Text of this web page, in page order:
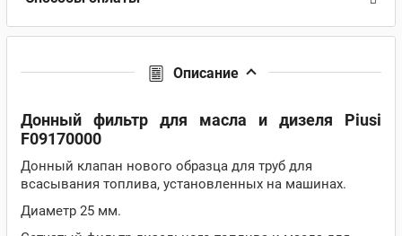
Описание
Донный фильтр для масла и дизеля Piusi
F09170000
Донный клапан нового образца для труб для
всасывания топлива, установленных на машинах.
Диаметр 25 мм.